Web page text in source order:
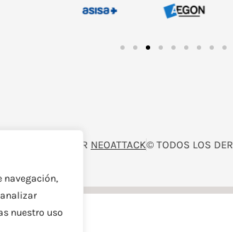
navegación,
nuestro uso
POR NEOATTACK© TODOS LOS